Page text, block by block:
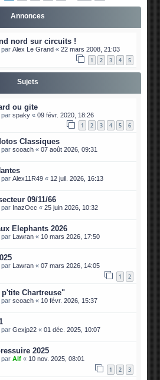
Annonces
nord sur circuits !
parAlex Le Grand «22 mars 2008, 21:03
1 2 3 4 5
Sujets
ou gite
parspaky «09 févr. 2020, 18:26
1 2 3 4 5 6
Classiques
parscoach «07 août 2026, 09:31
parAlex11R49 « 12 juil. 2026, 16:13
09/11/66
par InazOcc «25 juin 2026, 10:32
Elephants 2026
par Lawran « 10 mars 2026, 17:50
par Lawran «07 mars 2026, 14:05
1 2
Chartreuse"
parscoach « 10 févr. 2026, 15:37
parGexjp22 «01 déc. 2025, 10:07
2025
parAlf « 10 nov. 2025, 08:01
1 2 3